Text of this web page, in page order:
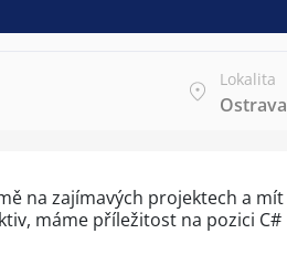
Lokalita
Ostrava
na zajímavých projektech a mít
máme příležitost na pozici C#